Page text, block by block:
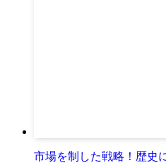
市場を制した戦略！歴史